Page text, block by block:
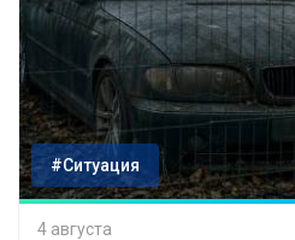
#Ситуация
4 августа